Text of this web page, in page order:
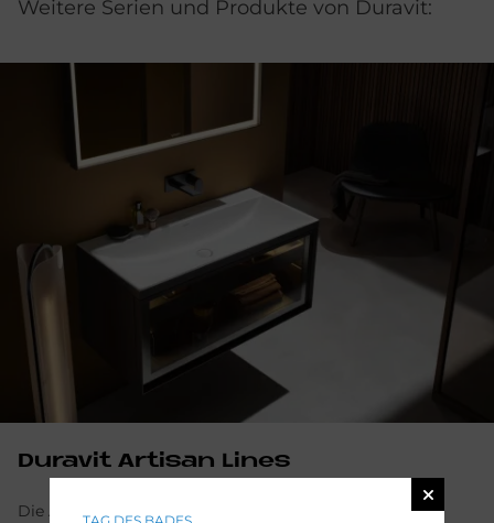
Weitere Serien und Produkte von Duravit:
Du­ra­vit Ar­ti­san Li­nes
Die Artisan Lines von Duravit stehen für exklusive